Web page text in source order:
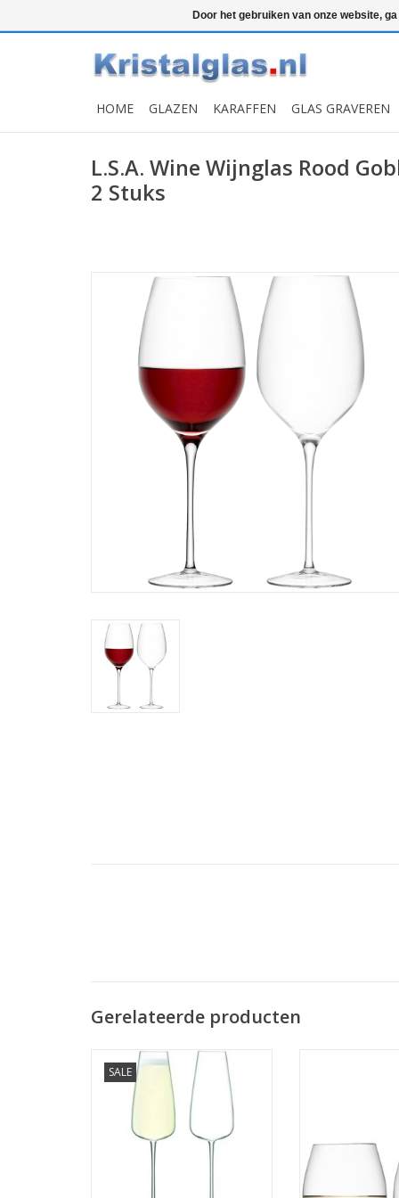
Snelle levering Graveren
HOME GLAZEN KARAFFEN GLAS GRAVEREN
L.S.A. Wine Wijnglas Rood
2 Stuks
Gerelateerde producten
SALE
Wine Culture Champagne Flute
330 ml Set van 2 Stuks
MEER INFO
Door het gebruiken van onze website,